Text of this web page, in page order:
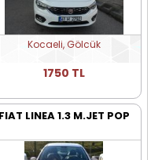
Kocaeli, Gölcük
1750 TL
FIAT LINEA 1.3 M.JET POP